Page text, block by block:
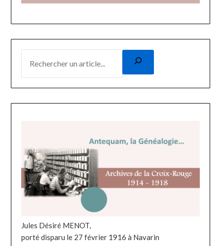
Jules Désiré MENOT,
porté disparu le 27 février 1916 à Navarin